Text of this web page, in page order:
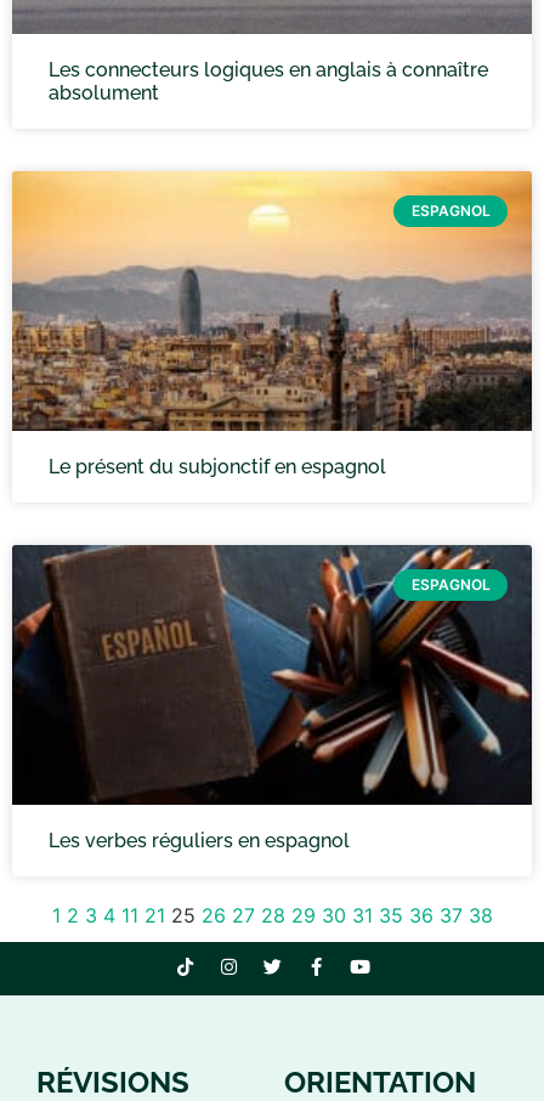
Les connecteurs logiques en anglais à connaître
absolument
ESPAGNOL
Le présent du subjonctif en espagnol
ESPAGNOL
Les verbes réguliers en espagnol
1 2 3 4 11 21 25 26 27 28 29 30 31 35 36 37 38
RÉVISIONS ORIENTATION